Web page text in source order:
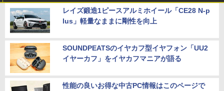
レイズ鍛造1ピースアルミホイール「CE28 N-p
lus」軽量なままに剛性を向上
SOUNDPEATSのイヤカフ型イヤフォン「UU2
イヤーカフ」をイヤカフマニアが語る
性能の良いお得な中古PC情報はこのページで